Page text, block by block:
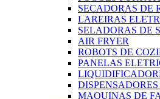
SECADORAS DE
LAREIRAS
SELADORAS DE
AIR FRYER
ROBOTS DE
PANELAS
MAQUINAS DE